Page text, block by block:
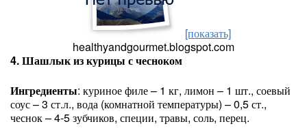
[показать]
healthyandgourmet.blogspot.com
4. Шашлык из курицы с чесноком
Ингредиенты: куриное филе – 1 кг, лимон – 1 шт., соевый
соус – 3 ст.л., вода (комнатной температуры) – 0,5 ст.,
чеснок – 4-5 зубчиков, специи, травы, соль, перец.